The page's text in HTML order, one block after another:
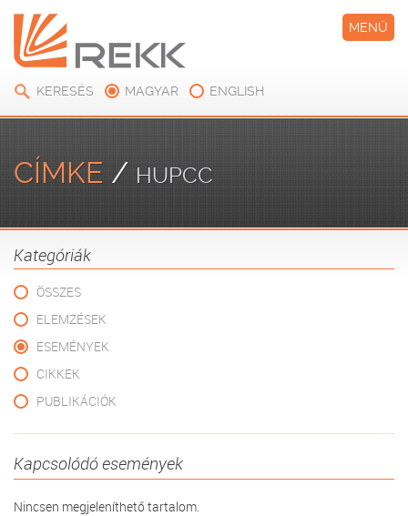
KERESÉS MAGYAR ENGLISH
MENÜ
CÍMKE / HUPCC
Kategóriák
ÖSSZES
ELEMZÉSEK
ESEMÉNYEK
CIKKEK
PUBLIKÁCIÓK
Kapcsolódó események
Nincsen megjeleníthető tartalom.